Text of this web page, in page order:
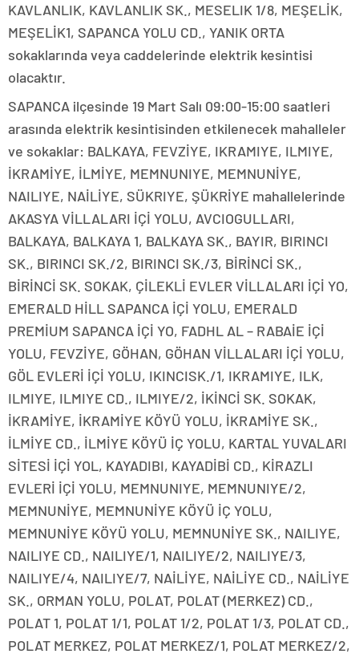
KAVLANLIK, KAVLANLIK SK., MESELIK 1/8, MEŞELİK,
MEŞELİK1, SAPANCA YOLU CD., YANIK ORTA
sokaklarında veya caddelerinde elektrik kesintisi
olacaktır.
SAPANCA ilçesinde 19 Mart Salı 09:00-15:00 saatleri
arasında elektrik kesintisinden etkilenecek mahalleler
ve sokaklar: BALKAYA, FEVZİYE, IKRAMIYE, ILMIYE,
İKRAMİYE, İLMİYE, MEMNUNIYE, MEMNUNİYE,
NAILIYE, NAİLİYE, SÜKRIYE, ŞÜKRİYE mahallelerinde
AKASYA VİLLALARI İÇİ YOLU, AVCIOGULLARI,
BALKAYA, BALKAYA 1, BALKAYA SK., BAYIR, BIRINCI
SK., BIRINCI SK./2, BIRINCI SK./3, BİRİNCİ SK.,
BİRİNCİ SK. SOKAK, ÇİLEKLİ EVLER VİLLALARI İÇİ YO,
EMERALD HİLL SAPANCA İÇİ YOLU, EMERALD
PREMİUM SAPANCA İÇİ YO, FADHL AL – RABAİE İÇİ
YOLU, FEVZİYE, GÖHAN, GÖHAN VİLLALARI İÇİ YOLU,
GÖL EVLERİ İÇİ YOLU, IKINCISK./1, IKRAMIYE, ILK,
ILMIYE, ILMIYE CD., ILMIYE/2, İKİNCİ SK. SOKAK,
İKRAMİYE, İKRAMİYE KÖYÜ YOLU, İKRAMİYE SK.,
İLMİYE CD., İLMİYE KÖYÜ İÇ YOLU, KARTAL YUVALARI
SİTESİ İÇİ YOL, KAYADIBI, KAYADİBİ CD., KİRAZLI
EVLERİ İÇİ YOLU, MEMNUNIYE, MEMNUNIYE/2,
MEMNUNİYE, MEMNUNİYE KÖYÜ İÇ YOLU,
MEMNUNİYE KÖYÜ YOLU, MEMNUNİYE SK., NAILIYE,
NAILIYE CD., NAILIYE/1, NAILIYE/2, NAILIYE/3,
NAILIYE/4, NAILIYE/7, NAİLİYE, NAİLİYE CD., NAİLİYE
SK., ORMAN YOLU, POLAT, POLAT (MERKEZ) CD.,
POLAT 1, POLAT 1/1, POLAT 1/2, POLAT 1/3, POLAT CD.,
POLAT MERKEZ, POLAT MERKEZ/1, POLAT MERKEZ/2,